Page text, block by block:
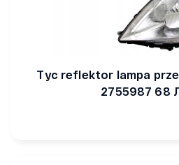
Tyc reflektor lampa
2755987 68